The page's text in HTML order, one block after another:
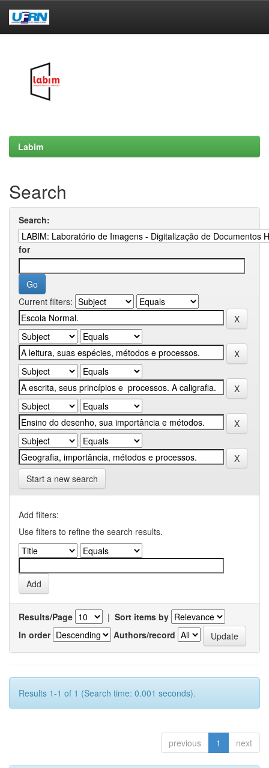
Labim
Search
Search:
for
Current filters:
Start a new search
Add filters:
Use filters to refine the search results.
Results/Page | Sort items by
In order
Authors/record
Results 1-1 of 1 (Search time: 0.001 seconds).
previous 1 next